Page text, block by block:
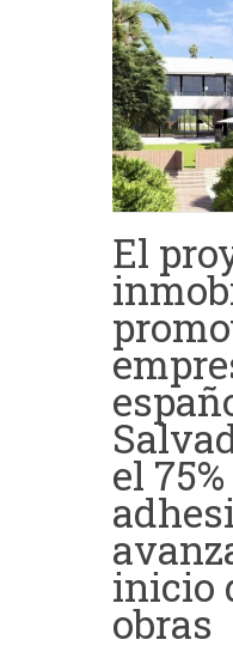
El
el
inicio
obras